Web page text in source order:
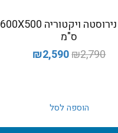
מפל נירוסטה ויקטוריה 600X500
ס"מ
₪2,790
המחיר
₪2,790.
₪2,590
המחיר
הוספה לסל